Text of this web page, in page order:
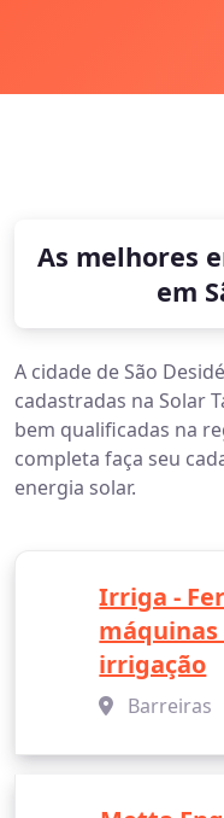
As melhores
em
A cidade de São
cadastradas na Solar
bem qualificadas na
completa faça seu
energia solar.
Irriga -
máquinas
irrigação
Barreiras